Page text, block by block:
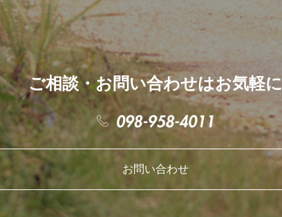
ご相談・お問い合わせはお気軽に
お問い合わせ